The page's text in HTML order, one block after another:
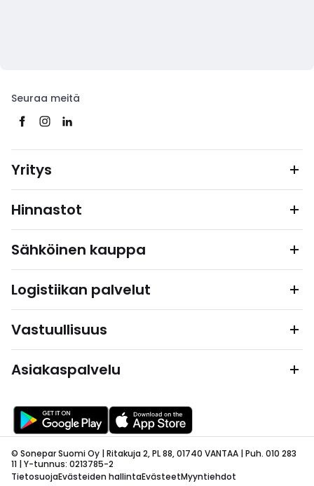
Seuraa meitä
Yritys
Hinnastot
Sähköinen kauppa
Logistiikan palvelut
Vastuullisuus
Asiakaspalvelu
© Sonepar Suomi Oy | Ritakuja 2, PL 88, 01740 VANTAA | Puh. 010 283
11 | Y-tunnus: 0213785-2
TietosuojaEvästeiden hallintaEvästeetMyyntiehdot